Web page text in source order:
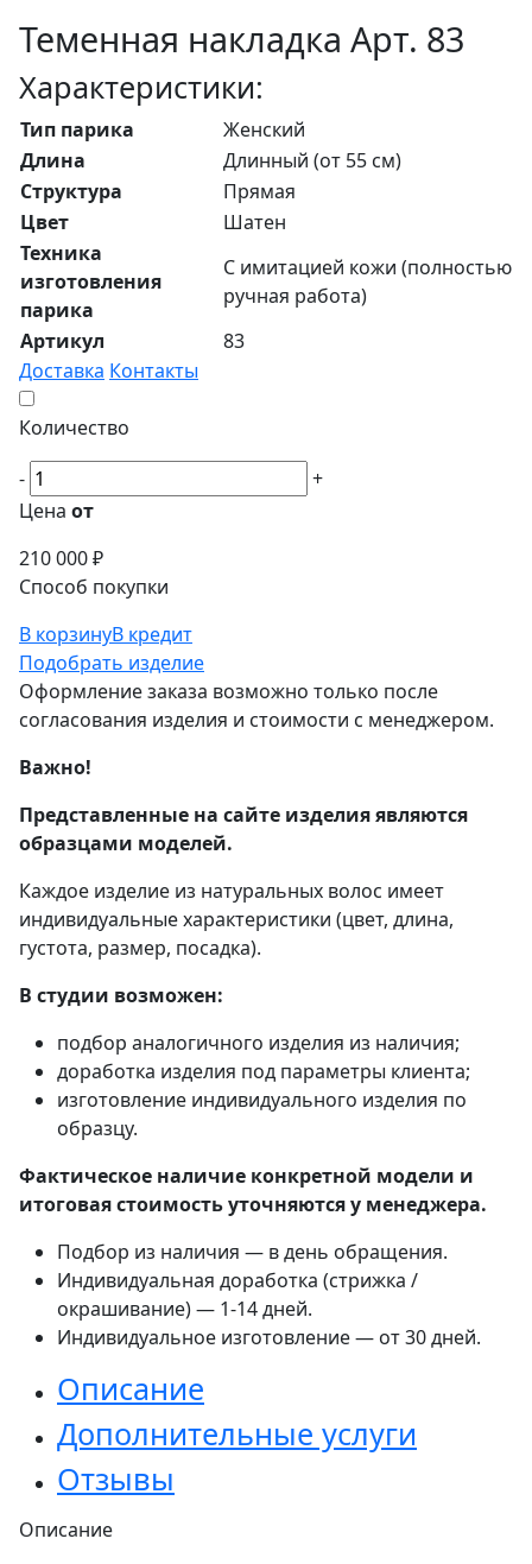
Теменная накладка Арт. 83
Характеристики:
Тип парика
Женский
Длина
Длинный (от 55 см)
Структура
Прямая
Цвет
Шатен
Техника
изготовления
парика
С имитацией кожи (полностью
ручная работа)
Артикул
83
Доставка Контакты
Количество
-
+
Цена от
210 000 ₽
Способ покупки
В корзинуВ кредит
Подобрать изделие
Оформление заказа возможно только после
согласования изделия и стоимости с менеджером.
Важно!
Представленные на сайте изделия являются
образцами моделей.
Каждое изделие из натуральных волос имеет
индивидуальные характеристики (цвет, длина,
густота, размер, посадка).
В студии возможен:
подбор аналогичного изделия из наличия;
доработка изделия под параметры клиента;
изготовление индивидуального изделия по
образцу.
Фактическое наличие конкретной модели и
итоговая стоимость уточняются у менеджера.
Подбор из наличия — в день обращения.
Индивидуальная доработка (стрижка /
окрашивание) — 1-14 дней.
Индивидуальное изготовление — от 30 дней.
Описание
Дополнительные услуги
Отзывы
Описание